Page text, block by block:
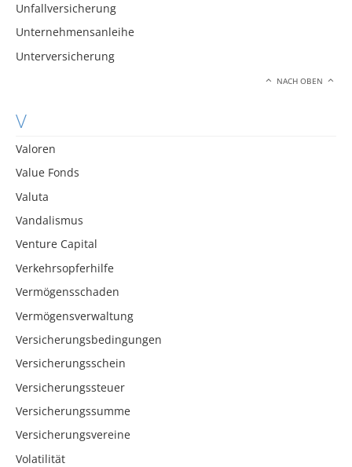
Unfallversicherung
Unternehmensanleihe
Unterversicherung
NACH OBEN
V
Valoren
Value Fonds
Valuta
Vandalismus
Venture Capital
Verkehrsopferhilfe
Vermögensschaden
Vermögensverwaltung
Versicherungsbedingungen
Versicherungsschein
Versicherungssteuer
Versicherungssumme
Versicherungsvereine
Volatilität